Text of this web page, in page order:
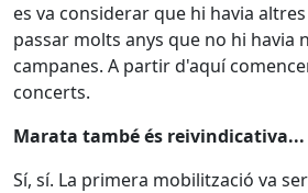
es va considerar que hi havia
passar molts anys que no hi havia
campanes. A partir d'aquí
concerts.
Marata també és reivindicativa...
Sí, sí. La primera mobilització va